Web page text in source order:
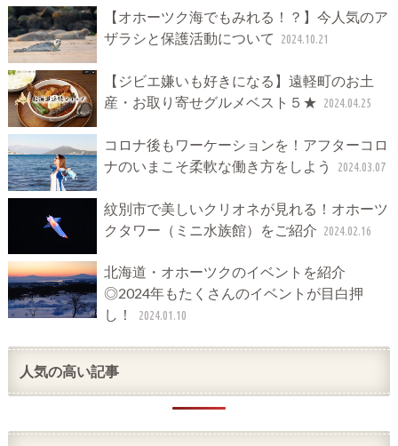
【オホーツク海でもみれる！？】今人気のア
ザラシと保護活動について
2024.10.21
【ジビエ嫌いも好きになる】遠軽町のお土
産・お取り寄せグルメベスト５★ 2024.04.25
コロナ後もワーケーションを！アフターコロ
ナのいまこそ柔軟な働き方をしよう
2024.03.07
紋別市で美しいクリオネが見れる！オホーツ
クタワー（ミニ水族館）をご紹介 2024.02.16
北海道・オホーツクのイベントを紹介
◎2024年もたくさんのイベントが目白押
し！
2024.01.10
人気の高い記事